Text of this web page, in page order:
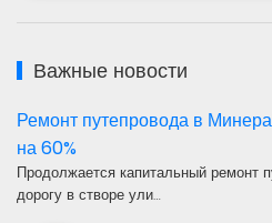
Важные новости
Ремонт путепровода в
на 60%
Продолжается капитальный ремонт
дорогу в створе ули…